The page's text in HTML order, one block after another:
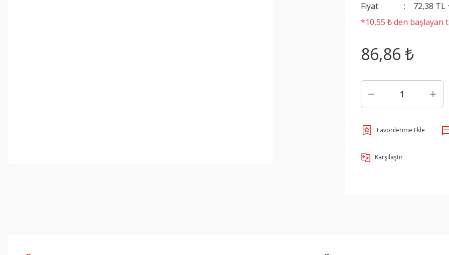
Fiyat
72,38 TL
*10,55 ₺ den başlayan
86,86 ₺
Karşılaştır